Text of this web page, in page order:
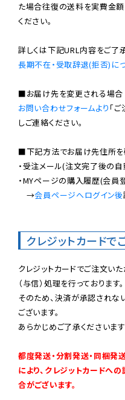
た場合往復の送料を実費金
ください。
長期不在・受取辞退(拒否)に
お問い合わせフォームより 「
しご連絡ください。
■下記方法でお届け先住所を
・受注メール(注文完了後の
・MYページの購入履歴(会員
→会員ページへログイン後
クレジットカード
クレジットカードでご注文い
（与信）処理を行っております。
そのため、決済が承認され
ございます。
あらかじめご了承くださいま
都度発送・分割発送・同梱発
により、クレジットカードへ
合がございます。